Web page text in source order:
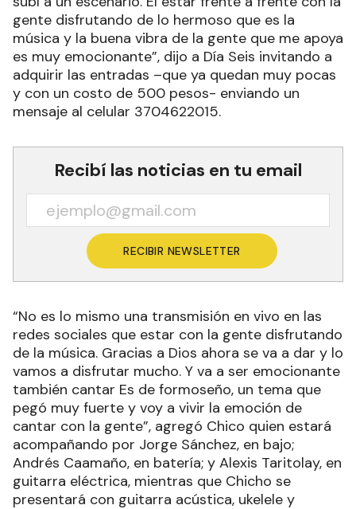
gente disfrutando de lo hermoso que es la
música y la buena vibra de la gente que me apoya
es muy emocionante”, dijo a Día Seis invitando a
adquirir las entradas –que ya quedan muy pocas
y con un costo de 500 pesos- enviando un
mensaje al celular 3704622015.
Recibí las noticias en tu email
RECIBIR NEWSLETTER
“No es lo mismo una transmisión en vivo en las
redes sociales que estar con la gente disfrutando
de la música. Gracias a Dios ahora se va a dar y lo
vamos a disfrutar mucho. Y va a ser emocionante
también cantar Es de formoseño, un tema que
pegó muy fuerte y voy a vivir la emoción de
cantar con la gente”, agregó Chico quien estará
acompañando por Jorge Sánchez, en bajo;
Andrés Caamaño, en batería; y Alexis Taritolay, en
guitarra eléctrica, mientras que Chicho se
presentará con guitarra acústica, ukelele y